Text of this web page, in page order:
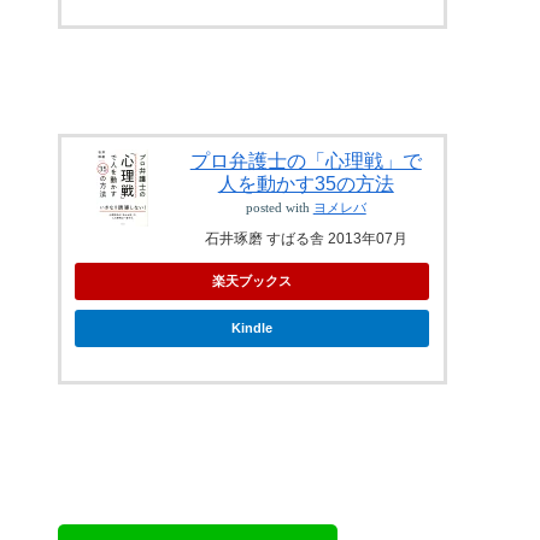
プロ弁護士の「心理戦」で
人を動かす35の方法
posted with ヨメレバ
石井琢磨 すばる舎 2013年07月
楽天ブックス
Kindle